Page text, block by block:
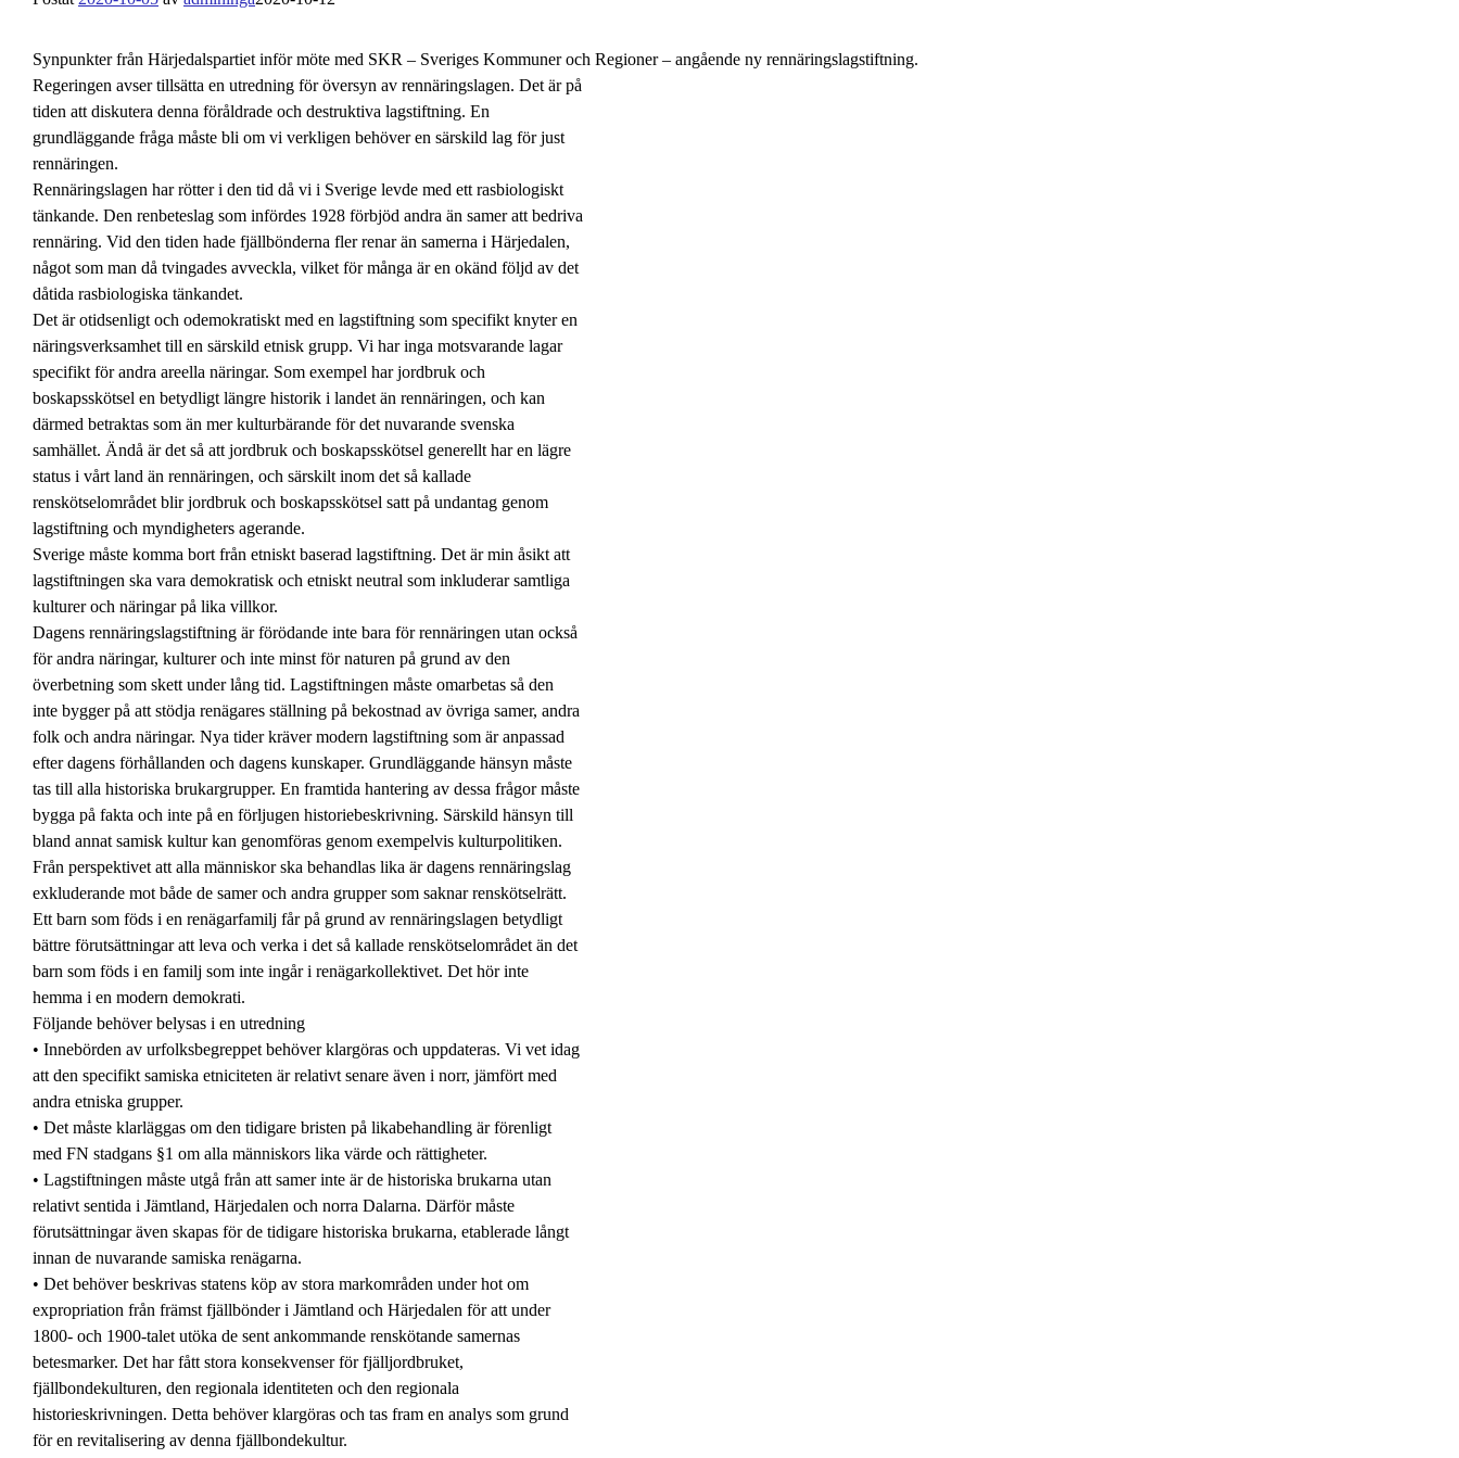
Synpunkter från Härjedalspartiet inför möte med SKR – Sveriges Kommuner och Regioner – angående ny rennäringslagstiftning.
Regeringen avser tillsätta en utredning för översyn av rennäringslagen. Det är på
tiden att diskutera denna föråldrade och destruktiva lagstiftning. En
grundläggande fråga måste bli om vi verkligen behöver en särskild lag för just
rennäringen.
Rennäringslagen har rötter i den tid då vi i Sverige levde med ett rasbiologiskt
tänkande. Den renbeteslag som infördes 1928 förbjöd andra än samer att bedriva
rennäring. Vid den tiden hade fjällbönderna fler renar än samerna i Härjedalen,
något som man då tvingades avveckla, vilket för många är en okänd följd av det
dåtida rasbiologiska tänkandet.
Det är otidsenligt och odemokratiskt med en lagstiftning som specifikt knyter en
näringsverksamhet till en särskild etnisk grupp. Vi har inga motsvarande lagar
specifikt för andra areella näringar. Som exempel har jordbruk och
boskapsskötsel en betydligt längre historik i landet än rennäringen, och kan
därmed betraktas som än mer kulturbärande för det nuvarande svenska
samhället. Ändå är det så att jordbruk och boskapsskötsel generellt har en lägre
status i vårt land än rennäringen, och särskilt inom det så kallade
renskötselområdet blir jordbruk och boskapsskötsel satt på undantag genom
lagstiftning och myndigheters agerande.
Sverige måste komma bort från etniskt baserad lagstiftning. Det är min åsikt att
lagstiftningen ska vara demokratisk och etniskt neutral som inkluderar samtliga
kulturer och näringar på lika villkor.
Dagens rennäringslagstiftning är förödande inte bara för rennäringen utan också
för andra näringar, kulturer och inte minst för naturen på grund av den
överbetning som skett under lång tid. Lagstiftningen måste omarbetas så den
inte bygger på att stödja renägares ställning på bekostnad av övriga samer, andra
folk och andra näringar. Nya tider kräver modern lagstiftning som är anpassad
efter dagens förhållanden och dagens kunskaper. Grundläggande hänsyn måste
tas till alla historiska brukargrupper. En framtida hantering av dessa frågor måste
bygga på fakta och inte på en förljugen historiebeskrivning. Särskild hänsyn till
bland annat samisk kultur kan genomföras genom exempelvis kulturpolitiken.
Från perspektivet att alla människor ska behandlas lika är dagens rennäringslag
exkluderande mot både de samer och andra grupper som saknar renskötselrätt.
Ett barn som föds i en renägarfamilj får på grund av rennäringslagen betydligt
bättre förutsättningar att leva och verka i det så kallade renskötselområdet än det
barn som föds i en familj som inte ingår i renägarkollektivet. Det hör inte
hemma i en modern demokrati.
Följande behöver belysas i en utredning
• Innebörden av urfolksbegreppet behöver klargöras och uppdateras. Vi vet idag
att den specifikt samiska etniciteten är relativt senare även i norr, jämfört med
andra etniska grupper.
• Det måste klarläggas om den tidigare bristen på likabehandling är förenligt
med FN stadgans §1 om alla människors lika värde och rättigheter.
• Lagstiftningen måste utgå från att samer inte är de historiska brukarna utan
relativt sentida i Jämtland, Härjedalen och norra Dalarna. Därför måste
förutsättningar även skapas för de tidigare historiska brukarna, etablerade långt
innan de nuvarande samiska renägarna.
• Det behöver beskrivas statens köp av stora markområden under hot om
expropriation från främst fjällbönder i Jämtland och Härjedalen för att under
1800- och 1900-talet utöka de sent ankommande renskötande samernas
betesmarker. Det har fått stora konsekvenser för fjälljordbruket,
fjällbondekulturen, den regionala identiteten och den regionala
historieskrivningen. Detta behöver klargöras och tas fram en analys som grund
för en revitalisering av denna fjällbondekultur.